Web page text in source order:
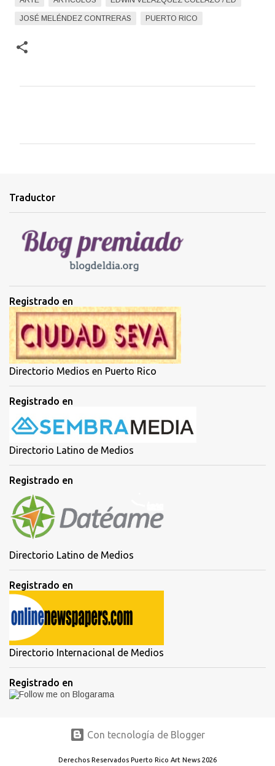
JOSÉ MELÉNDEZ CONTRERAS PUERTO RICO
i
Traductor
Registrado en
Directorio Medios en Puerto Rico
Registrado en
Directorio Latino de Medios
Registrado en
Directorio Latino de Medios
Registrado en
Directorio Internacional de Medios
Registrado en
Con tecnología de Blogger
Derechos Reservados Puerto Rico Art News 2026